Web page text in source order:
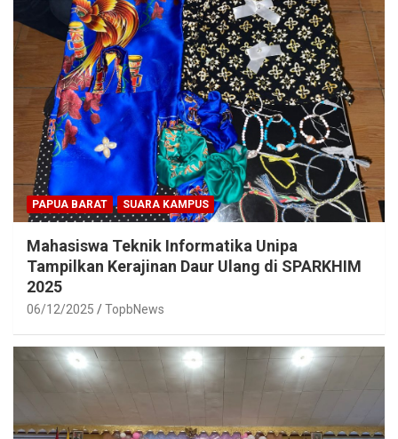
PAPUA BARAT SUARA KAMPUS
Mahasiswa Teknik Informatika Unipa
Tampilkan Kerajinan Daur Ulang di SPARKHIM
2025
06/12/2025 TopbNews